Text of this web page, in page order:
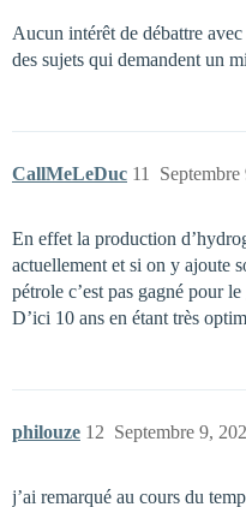
Aucun intérêt de débattre
des sujets qui demandent un
CallMeLeDuc 11
En effet la production
actuellement et si on y ajoute
pétrole c’est pas gagné pour
D’ici 10 ans en étant très
philouze Septembre 9,
12
j’ai remarqué au cours du